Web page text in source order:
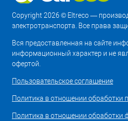
Copyright 2026 © Eltreco —
электротранспорта. Все права
Вся предоставленная на сайте
информационный характер и не
офертой.
Пользовательское соглашение
Политика в отношении обработки
Политика в отношении обработки